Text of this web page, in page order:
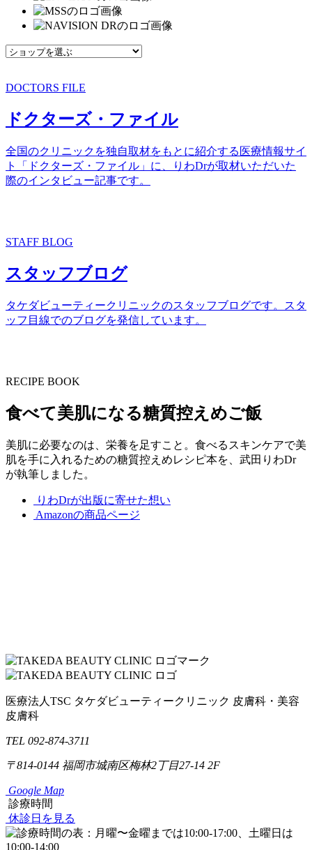
DOCTORS FILE
ドクターズ・ファイル
全国のクリニックを独自取材をもとに紹介する医療情報サイ
ト「ドクターズ・ファイル」に、りわDrが取材いただいた
際のインタビュー記事です。
STAFF BLOG
スタッフブログ
タケダビューティークリニックのスタッフブログです。スタ
ッフ目線でのブログを発信しています。
RECIPE BOOK
食べて美肌になる糖質控えめご飯
美肌に必要なのは、栄養を足すこと。食べるスキンケアで美
肌を手に入れるための糖質控えめレシピ本を、武田りわDr
が執筆しました。
りわDrが出版に寄せた想い
Amazonの商品ページ
医療法人TSC タケダビューティークリニック 皮膚科・美容
皮膚科
TEL 092-874-3711
〒814-0144 福岡市城南区梅林2丁目27-14 2F
Google Map
診療時間
休診日を見る